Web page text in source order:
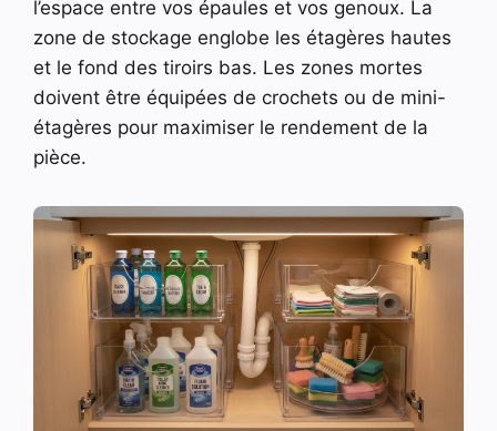
l’espace entre vos épaules et vos genoux. La
zone de stockage englobe les étagères hautes
et le fond des tiroirs bas. Les zones mortes
doivent être équipées de crochets ou de mini-
étagères pour maximiser le rendement de la
pièce.